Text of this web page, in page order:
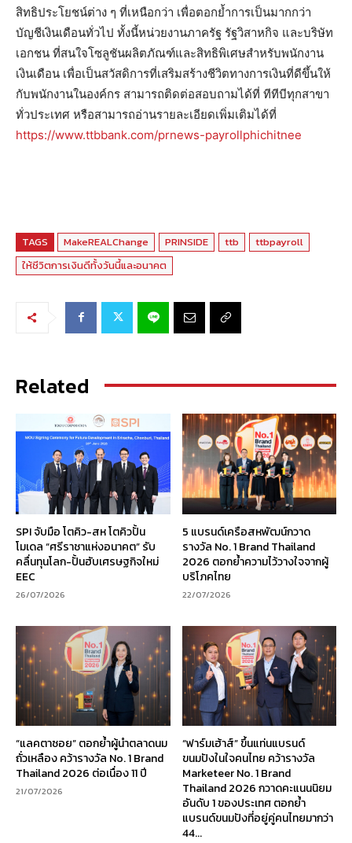
สิทธิประโยชน์ต่าง ๆ ที่เหนือกว่า เพื่อตอกย้ำการเป็นมากกว่า
บัญชีเงินเดือนทั่วไป ทั้งนี้หน่วยงานภาครัฐ รัฐวิสาหกิจ และบริษัท
เอกชน ที่สนใจโซลูชันผลิตภัณฑ์และสิทธิพิเศษสำหรับพนักงาน
เงินเดือน เพื่อเป็นสวัสดิการที่เสริมสร้างชีวิตทางการเงินที่ดีขึ้นให้
กับพนักงานในองค์กร สามารถติดต่อสอบถามได้ที่ ทีทีบีทุกสาขา
ทั่วประเทศ หรือสามารถอ่านรายละเอียดเพิ่มเติมได้ที่
https://www.ttbbank.com/prnews-payrollphichitnee
TAGS MakeREALChange PRINSIDE ttb
ttbpayroll
ให้ชีวิตการเงินดีทั้งวันนี้และอนาคต
Related
SPI จับมือ โตคิว-สห โตคิวปั้น
โมเดล “ศรีราชาแห่งอนาคต” รับ
คลื่นทุนโลก-ปั้นฮับเศรษฐกิจใหม่
EEC
26/07/2026
5 แบรนด์เครือสหพัฒน์กวาด
รางวัล No. 1 Brand Thailand
2026 ตอกย้ำความไว้วางใจจากผู้
บริโภคไทย
22/07/2026
“แลคตาซอย” ตอกย้ำผู้นำตลาดนม
ถั่วเหลือง คว้ารางวัล No. 1 Brand
Thailand 2026 ต่อเนื่อง 11 ปี
21/07/2026
“ฟาร์มเฮ้าส์” ขึ้นแท่นแบรนด์
ขนมปังในใจคนไทย คว้ารางวัล
Marketeer No. 1 Brand
Thailand 2026 กวาดคะแนนนิยม
อันดับ 1 ของประเทศ ตอกย้ำ
แบรนด์ขนมปังที่อยู่คู่คนไทยมากว่า
44...